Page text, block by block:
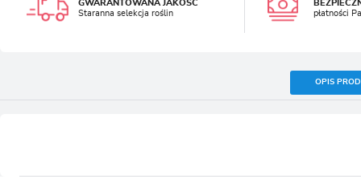
GWARANTOWANA JAKOŚĆ
Staranna selekcja roślin
płatności
OPIS